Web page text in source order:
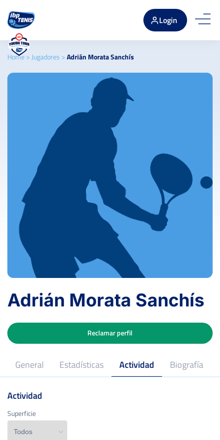
Login
Home> Jugadores >Adrián Morata Sanchís
Adrián Morata Sanchís
General Estadísticas Actividad Biografía
Reclamar perfil
Superficie
Actividad
Superficie